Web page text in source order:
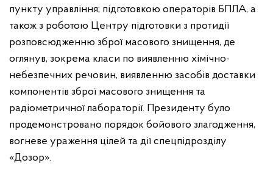
пункту управління; підготовкою операторів БПЛА, а
також з роботою Центру підготовки з протидії
розповсюдженню зброї масового знищення, де
оглянув, зокрема класи по виявленню хімічно-
небезпечних речовин, виявленню засобів доставки
компонентів зброї масового знищення та
радіометричної лабораторії. Президенту було
продемонстровано порядок бойового злагодження,
вогневе ураження цілей та дії спецпідрозділу
«Дозор».